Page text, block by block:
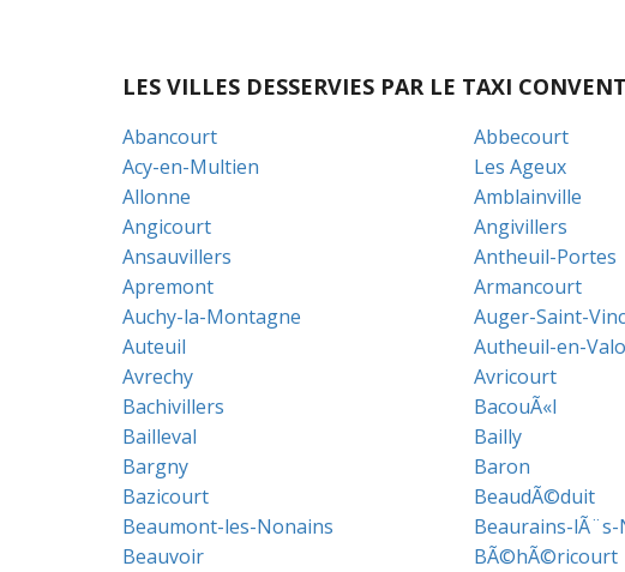
LES VILLES DESSERVIES PAR LE TAXI
Abancourt Abbecourt
Acy-en-Multien
Les Ageux
Allonne
Amblainville
Angicourt
Angivillers
Ansauvillers
Antheuil-Portes
Apremont
Armancourt
Auchy-la-Montagne
Auger-Saint-
Auteuil
Autheuil-en-
Avrechy
Avricourt
Bachivillers
BacouÃ«l
Bailleval
Bailly
Bargny
Baron
Bazicourt
BeaudÃ©duit
Beaumont-les-Nonains
Beaurains-
Beauvoir
BÃ©hÃ©ricourt